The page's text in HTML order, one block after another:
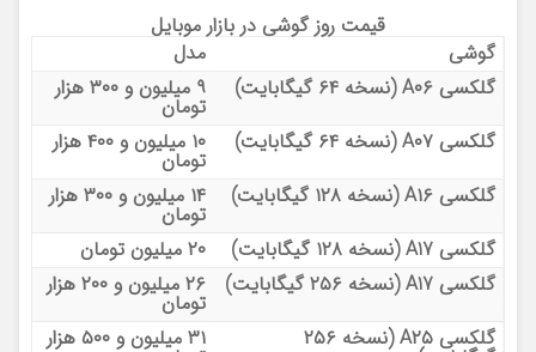
قیمت روز گوشی در بازار موبایل
گوشی
مدل
گلکسی A۰۶ (نسخه ۶۴ گیگابایت)
۹ میلیون و ۳۰۰ هزار
تومان
گلکسی A۰۷ (نسخه ۶۴ گیگابایت)
۱۰ میلیون و ۴۰۰ هزار
تومان
گلکسی A۱۶ (نسخه ۱۲۸ گیگابایت)
۱۴ میلیون و ۳۰۰ هزار
تومان
گلکسی A17 (نسخه ۱۲۸ گیگابایت)
۲۰ میلیون تومان
گلکسی A17 (نسخه ۲۵۶ گیگابایت)
۲۶ میلیون و ۲۰۰ هزار
تومان
گلکسی A۲۵ (نسخه ۲۵۶
۳۱ میلیون و ۵۰۰ هزار